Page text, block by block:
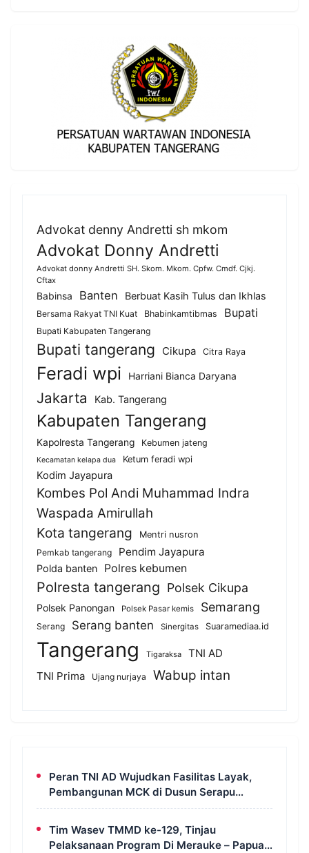
Advokat denny Andretti sh mkom
Advokat Donny Andretti
Advokat donny Andretti SH. Skom. Mkom. Cpfw. Cmdf. Cjkj.
Cftax
Babinsa Banten Berbuat Kasih Tulus dan Ikhlas
Bersama Rakyat TNI Kuat Bhabinkamtibmas Bupati
Bupati Kabupaten Tangerang
Bupati tangerang Cikupa Citra Raya
Feradi wpi Harriani Bianca Daryana
Jakarta Kab. Tangerang
Kabupaten Tangerang
Kapolresta Tangerang Kebumen jateng
Kecamatan kelapa dua Ketum feradi wpi
Kodim Jayapura
Kombes Pol Andi Muhammad Indra
Waspada Amirullah
Kota tangerang
Mentri nusron
Pemkab tangerang
Pendim Jayapura
Polda banten Polres kebumen
Polresta tangerang Polsek Cikupa
Polsek Panongan Polsek Pasar kemis Semarang
Serang Serang banten Sinergitas Suaramediaa.id
Tangerang Tigaraksa
TNI AD
TNI Prima
Ujang nurjaya Wabup intan
Peran TNI AD Wujudkan Fasilitas Layak,
Pembangunan MCK di Dusun Serapu
Rampung Dikerjakan
Tim Wasev TMMD ke-129, Tinjau
Pelaksanaan Program Di Merauke – Papua